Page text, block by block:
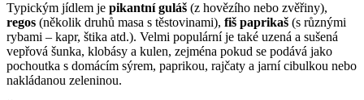
Typickým jídlem je pikantní guláš (z hovězího nebo zvěřiny),
regos (několik druhů masa s těstovinami), fiš paprikaš (s různými
rybami – kapr, štika atd.). Velmi populární je také uzená a sušená
vepřová šunka, klobásy a kulen, zejména pokud se podává jako
pochoutka s domácím sýrem, paprikou, rajčaty a jarní cibulkou nebo
nakládanou zeleninou.